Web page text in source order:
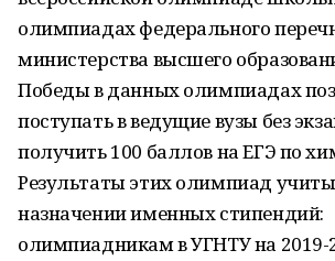
олимпиадах федерального
министерства высшего
Победы в данных олимпиадах
поступать в ведущие вузы без
получить 100 баллов на ЕГЭ по
Результаты этих олимпиад
назначении именных стипендий:
олимпиадникам в УГНТУ на 2019-